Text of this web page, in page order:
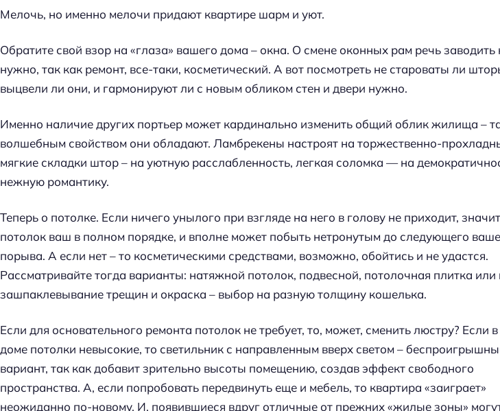
Мелочь, но именно мелочи придают квартире шарм и уют.
Обратите свой взор на «глаза» вашего дома – окна. О смене оконных рам речь заводить
нужно, так как ремонт, все-таки, косметический. А вот посмотреть не староваты ли
выцвели ли они, и гармонируют ли с новым обликом стен и двери нужно.
Именно наличие других портьер может кардинально изменить общий облик жилища –
волшебным свойством они обладают. Ламбрекены настроят на торжественно-
мягкие складки штор – на уютную расслабленность, легкая соломка — на
нежную романтику.
Теперь о потолке. Если ничего унылого при взгляде на него в голову не приходит, значит
потолок ваш в полном порядке, и вполне может побыть нетронутым до следующего
порыва. А если нет – то косметическими средствами, возможно, обойтись и не удастся.
Рассматривайте тогда варианты: натяжной потолок, подвесной, потолочная плитка или
зашпаклевывание трещин и окраска – выбор на разную толщину кошелька.
Если для основательного ремонта потолок не требует, то, может, сменить люстру? Если
доме потолки невысокие, то светильник с направленным вверх светом –
вариант, так как добавит зрительно высоты помещению, создав эффект свободного
пространства. А, если попробовать передвинуть еще и мебель, то квартира «заиграет»
неожиданно по-новому. И, появившиеся вдруг отличные от прежних «жилые зоны»